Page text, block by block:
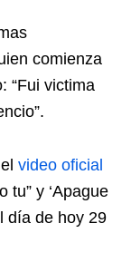
comienza
“Fui victima
video oficial
tu” y ‘Apague
día de hoy 29